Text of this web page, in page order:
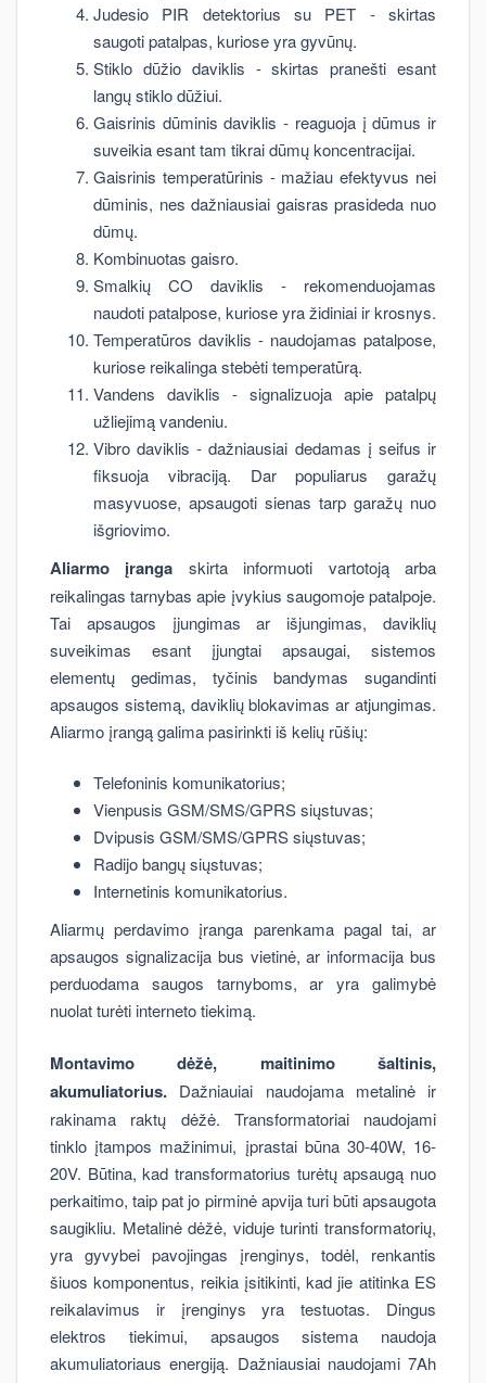
Judesio PIR detektorius su PET - skirtas
saugoti patalpas, kuriose yra gyvūnų.
Stiklo dūžio daviklis - skirtas pranešti esant
langų stiklo dūžiui.
Gaisrinis dūminis daviklis - reaguoja į dūmus ir
suveikia esant tam tikrai dūmų koncentracijai.
Gaisrinis temperatūrinis - mažiau efektyvus nei
dūminis, nes dažniausiai gaisras prasideda nuo
dūmų.
Kombinuotas gaisro.
Smalkių CO daviklis - rekomenduojamas
naudoti patalpose, kuriose yra židiniai ir krosnys.
Temperatūros daviklis - naudojamas patalpose,
kuriose reikalinga stebėti temperatūrą.
Vandens daviklis - signalizuoja apie patalpų
užliejimą vandeniu.
Vibro daviklis - dažniausiai dedamas į seifus ir
fiksuoja vibraciją. Dar populiarus garažų
masyvuose, apsaugoti sienas tarp garažų nuo
išgriovimo.
Aliarmo įranga skirta informuoti vartotoją arba
reikalingas tarnybas apie įvykius saugomoje patalpoje.
Tai apsaugos įjungimas ar išjungimas, daviklių
suveikimas esant įjungtai apsaugai, sistemos
elementų gedimas, tyčinis bandymas sugandinti
apsaugos sistemą, daviklių blokavimas ar atjungimas.
Aliarmo įrangą galima pasirinkti iš kelių rūšių:
Telefoninis komunikatorius;
Vienpusis GSM/SMS/GPRS siųstuvas;
Dvipusis GSM/SMS/GPRS siųstuvas;
Radijo bangų siųstuvas;
Internetinis komunikatorius.
Aliarmų perdavimo įranga parenkama pagal tai, ar
apsaugos signalizacija bus vietinė, ar informacija bus
perduodama saugos tarnyboms, ar yra galimybė
nuolat turėti interneto tiekimą.
Montavimo dėžė, maitinimo šaltinis,
akumuliatorius. Dažniauiai naudojama metalinė ir
rakinama raktų dėžė. Transformatoriai naudojami
tinklo įtampos mažinimui, įprastai būna 30-40W, 16-
20V. Būtina, kad transformatorius turėtų apsaugą nuo
perkaitimo, taip pat jo pirminė apvija turi būti apsaugota
saugikliu. Metalinė dėžė, viduje turinti transformatorių,
yra gyvybei pavojingas įrenginys, todėl, renkantis
šiuos komponentus, reikia įsitikinti, kad jie atitinka ES
reikalavimus ir įrenginys yra testuotas. Dingus
elektros tiekimui, apsaugos sistema naudoja
akumuliatoriaus energiją. Dažniausiai naudojami 7Ah